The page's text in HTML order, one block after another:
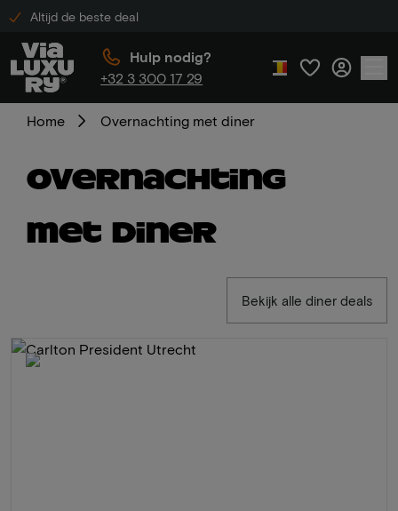
Altijd de beste deal
Hulp nodig?
+32 3 300 17 29
Home Overnachting met diner
Overnachting
met diner
Bekijk alle diner deals